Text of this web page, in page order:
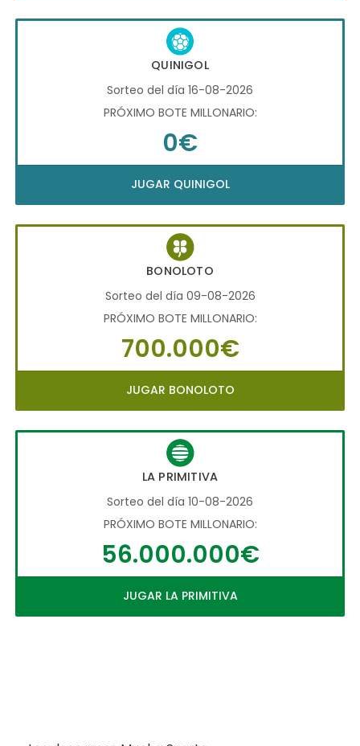
QUINIGOL
Sorteo del día 16-08-2026
PRÓXIMO BOTE MILLONARIO:
0€
JUGAR QUINIGOL
BONOLOTO
Sorteo del día 09-08-2026
PRÓXIMO BOTE MILLONARIO:
700.000€
JUGAR BONOLOTO
LA PRIMITIVA
Sorteo del día 10-08-2026
PRÓXIMO BOTE MILLONARIO:
56.000.000€
JUGAR LA PRIMITIVA